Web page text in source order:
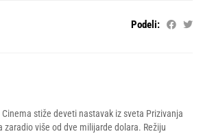
Podeli:
stiže deveti nastavak iz sveta Prizivanja
zaradio više od dve milijarde dolara. Režiju